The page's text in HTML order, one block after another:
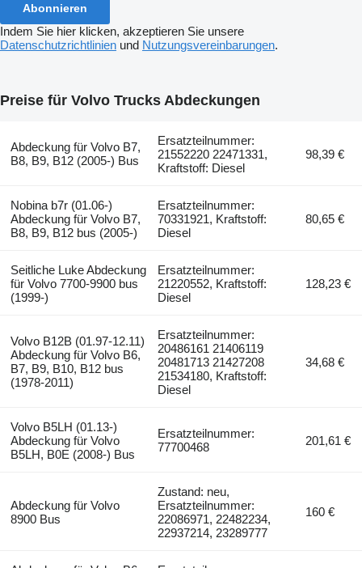
Abonnieren
Indem Sie hier klicken, akzeptieren Sie unsere
Datenschutzrichtlinien und Nutzungsvereinbarungen.
Preise für Volvo Trucks Abdeckungen
Abdeckung für Volvo B7,
B8, B9, B12 (2005-) Bus
Ersatzteilnummer:
21552220 22471331,
Kraftstoff: Diesel
98,39 €
Nobina b7r (01.06-)
Abdeckung für Volvo B7,
B8, B9, B12 bus (2005-)
Ersatzteilnummer:
70331921, Kraftstoff:
Diesel
80,65 €
Seitliche Luke Abdeckung
für Volvo 7700-9900 bus
(1999-)
Ersatzteilnummer:
21220552, Kraftstoff:
Diesel
128,23 €
Volvo B12B (01.97-12.11)
Abdeckung für Volvo B6,
B7, B9, B10, B12 bus
(1978-2011)
Ersatzteilnummer:
20486161 21406119
20481713 21427208
21534180, Kraftstoff:
Diesel
34,68 €
Volvo B5LH (01.13-)
Abdeckung für Volvo
B5LH, B0E (2008-) Bus
Ersatzteilnummer:
77700468
201,61 €
Abdeckung für Volvo
8900 Bus
Zustand: neu,
Ersatzteilnummer:
22086971, 22482234,
22937214, 23289777
160 €